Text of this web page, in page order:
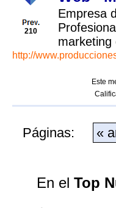
210
Empresa
marketing
http://
Este
Páginas: «
En el Top